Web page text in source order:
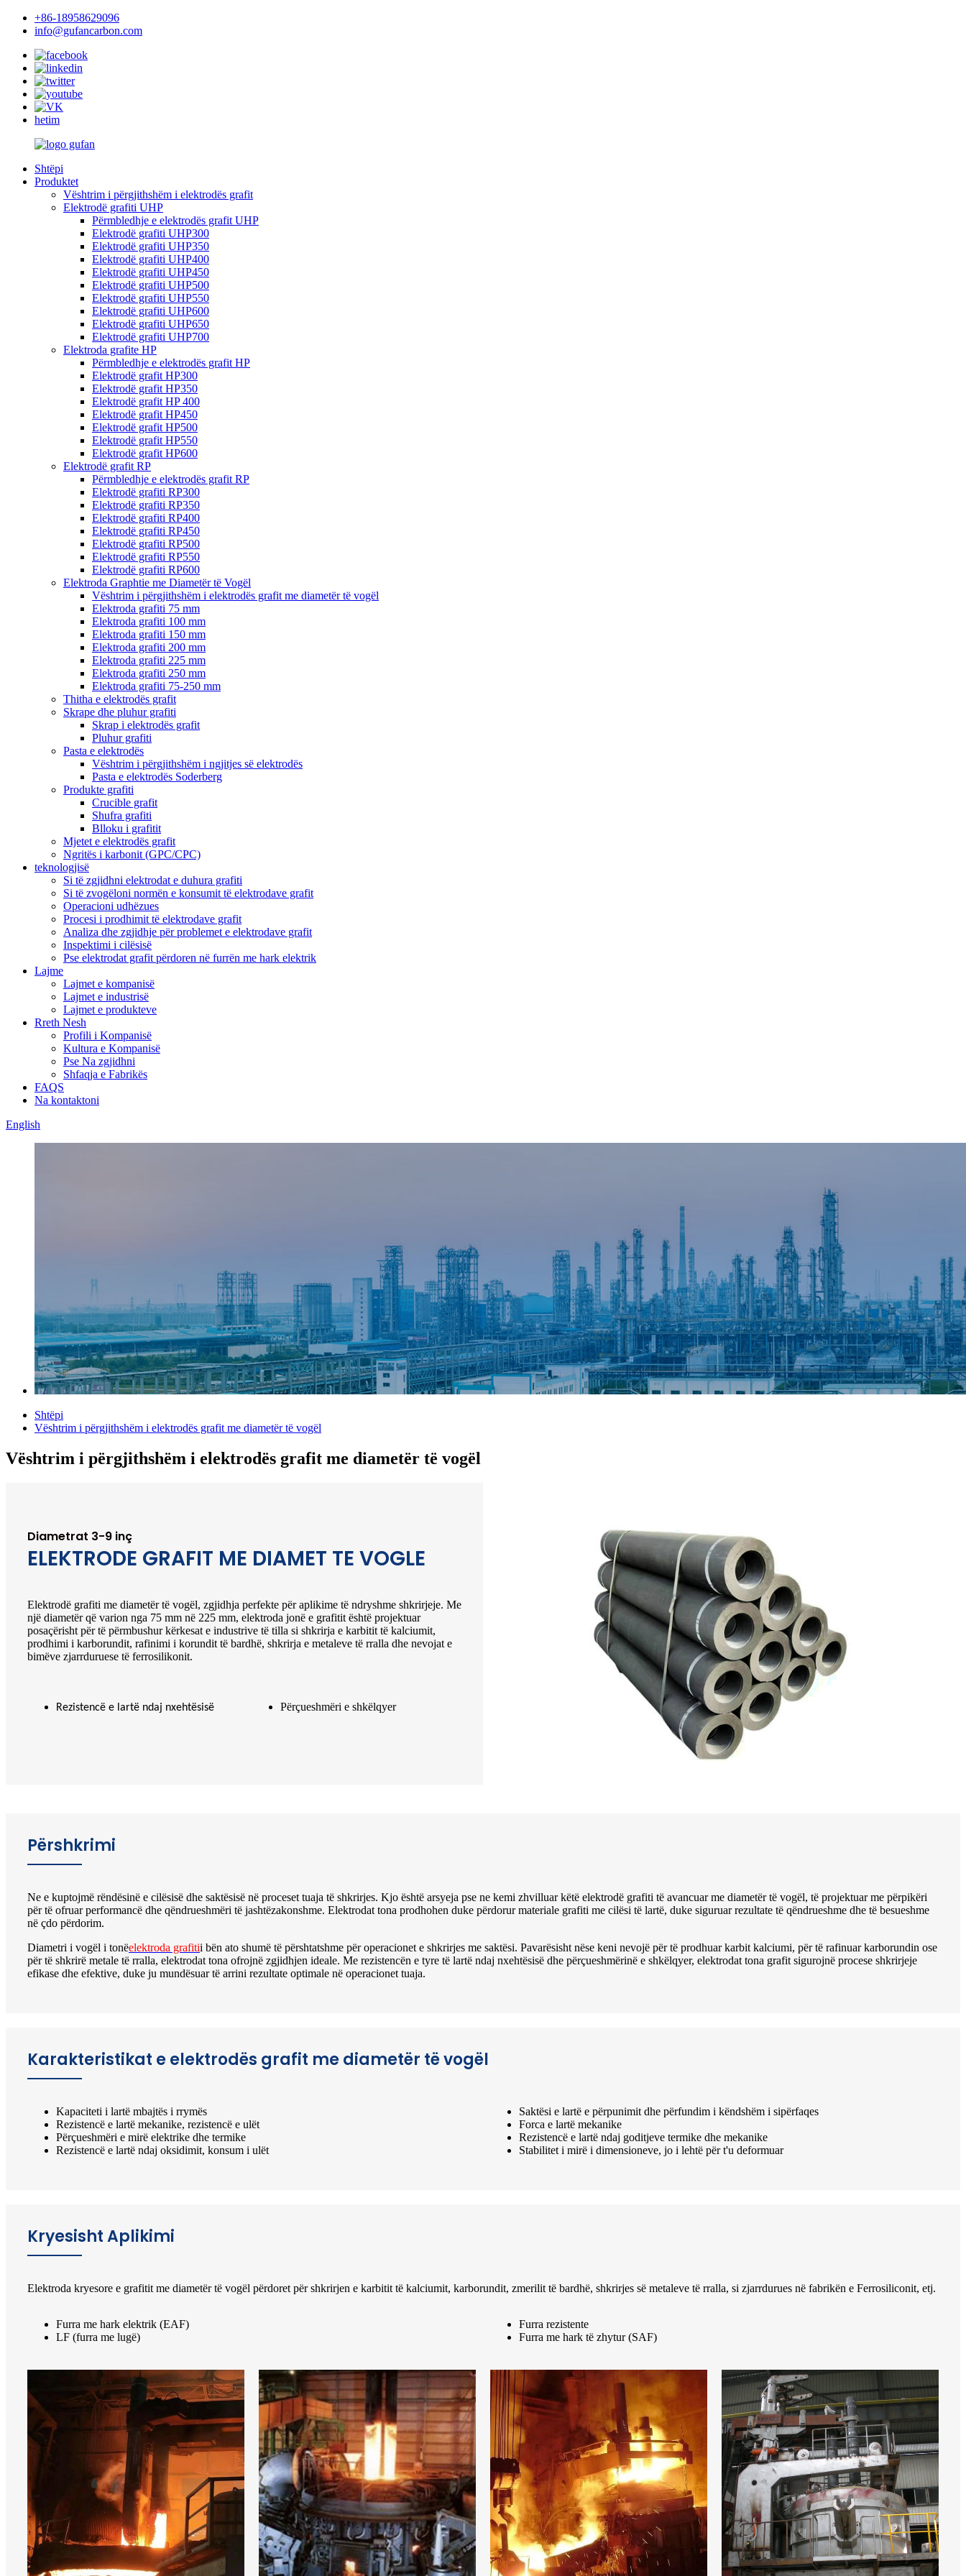
+86-18958629096
info@gufancarbon.com
hetim
Shtëpi
Produktet
Vështrim i përgjithshëm i elektrodës grafit
Elektrodë grafiti UHP
Përmbledhje e elektrodës grafit UHP
Elektrodë grafiti UHP300
Elektrodë grafiti UHP350
Elektrodë grafiti UHP400
Elektrodë grafiti UHP450
Elektrodë grafiti UHP500
Elektrodë grafiti UHP550
Elektrodë grafiti UHP600
Elektrodë grafiti UHP650
Elektrodë grafiti UHP700
Elektroda grafite HP
Përmbledhje e elektrodës grafit HP
Elektrodë grafit HP300
Elektrodë grafit HP350
Elektrodë grafit HP 400
Elektrodë grafit HP450
Elektrodë grafit HP500
Elektrodë grafit HP550
Elektrodë grafit HP600
Elektrodë grafit RP
Përmbledhje e elektrodës grafit RP
Elektrodë grafiti RP300
Elektrodë grafiti RP350
Elektrodë grafiti RP400
Elektrodë grafiti RP450
Elektrodë grafiti RP500
Elektrodë grafiti RP550
Elektrodë grafiti RP600
Elektroda Graphtie me Diametër të Vogël
Vështrim i përgjithshëm i elektrodës grafit me diametër të vogël
Elektroda grafiti 75 mm
Elektroda grafiti 100 mm
Elektroda grafiti 150 mm
Elektroda grafiti 200 mm
Elektroda grafiti 225 mm
Elektroda grafiti 250 mm
Elektroda grafiti 75-250 mm
Thitha e elektrodës grafit
Skrape dhe pluhur grafiti
Skrap i elektrodës grafit
Pluhur grafiti
Pasta e elektrodës
Vështrim i përgjithshëm i ngjitjes së elektrodës
Pasta e elektrodës Soderberg
Produkte grafiti
Crucible grafit
Shufra grafiti
Blloku i grafitit
Mjetet e elektrodës grafit
Ngritës i karbonit (GPC/CPC)
teknologjisë
Si të zgjidhni elektrodat e duhura grafiti
Si të zvogëloni normën e konsumit të elektrodave grafit
Operacioni udhëzues
Procesi i prodhimit të elektrodave grafit
Analiza dhe zgjidhje për problemet e elektrodave grafit
Inspektimi i cilësisë
Pse elektrodat grafit përdoren në furrën me hark elektrik
Lajme
Lajmet e kompanisë
Lajmet e industrisë
Lajmet e produkteve
Rreth Nesh
Profili i Kompanisë
Kultura e Kompanisë
Pse Na zgjidhni
Shfaqja e Fabrikës
FAQS
Na kontaktoni
English
Shtëpi
Vështrim i përgjithshëm i elektrodës grafit me diametër të vogël
Vështrim i përgjithshëm i elektrodës grafit me diametër të vogël
Diametrat 3-9 inç
ELEKTRODE GRAFIT ME DIAMET TE VOGLE
Elektrodë grafiti me diametër të vogël, zgjidhja perfekte për aplikime të ndryshme shkrirjeje. Me
një diametër që varion nga 75 mm në 225 mm, elektroda jonë e grafitit është projektuar
posaçërisht për të përmbushur kërkesat e industrive të tilla si shkrirja e karbitit të kalciumit,
prodhimi i karborundit, rafinimi i korundit të bardhë, shkrirja e metaleve të rralla dhe nevojat e
bimëve zjarrduruese të ferrosilikonit.
Rezistencë e lartë ndaj nxehtësisë Përçueshmëri e shkëlqyer
Përshkrimi
Ne e kuptojmë rëndësinë e cilësisë dhe saktësisë në proceset tuaja të shkrirjes. Kjo është arsyeja pse ne kemi zhvilluar këtë elektrodë grafiti të avancuar me diametër të vogël, të projektuar me përpikëri
për të ofruar performancë dhe qëndrueshmëri të jashtëzakonshme. Elektrodat tona prodhohen duke përdorur materiale grafiti me cilësi të lartë, duke siguruar rezultate të qëndrueshme dhe të besueshme
në çdo përdorim.
Diametri i vogël i tonëelektroda grafitii bën ato shumë të përshtatshme për operacionet e shkrirjes me saktësi. Pavarësisht nëse keni nevojë për të prodhuar karbit kalciumi, për të rafinuar karborundin ose
për të shkrirë metale të rralla, elektrodat tona ofrojnë zgjidhjen ideale. Me rezistencën e tyre të lartë ndaj nxehtësisë dhe përçueshmërinë e shkëlqyer, elektrodat tona grafit sigurojnë procese shkrirjeje
efikase dhe efektive, duke ju mundësuar të arrini rezultate optimale në operacionet tuaja.
Karakteristikat e elektrodës grafit me diametër të vogël
Kapaciteti i lartë mbajtës i rrymës
Rezistencë e lartë mekanike, rezistencë e ulët
Përçueshmëri e mirë elektrike dhe termike
Rezistencë e lartë ndaj oksidimit, konsum i ulët
Saktësi e lartë e përpunimit dhe përfundim i këndshëm i sipërfaqes
Forca e lartë mekanike
Rezistencë e lartë ndaj goditjeve termike dhe mekanike
Stabilitet i mirë i dimensioneve, jo i lehtë për t'u deformuar
Kryesisht Aplikimi
Elektroda kryesore e grafitit me diametër të vogël përdoret për shkrirjen e karbitit të kalciumit, karborundit, zmerilit të bardhë, shkrirjes së metaleve të rralla, si zjarrdurues në fabrikën e Ferrosiliconit, etj.
Furra me hark elektrik (EAF)
LF (furra me lugë)
Furra rezistente
Furra me hark të zhytur (SAF)